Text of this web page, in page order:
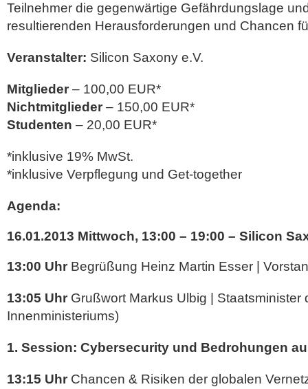
Teilnehmer die gegenwärtige Gefährdungslage
resultierenden Herausforderungen und Chancen
Veranstalter: Silicon Saxony e.V.
Mitglieder – 100,00 EUR*
Nichtmitglieder – 150,00 EUR*
Studenten – 20,00 EUR*
*inklusive 19% MwSt.
*inklusive Verpflegung und Get-together
Agenda:
16.01.2013 Mittwoch, 13:00 – 19:00 – Silicon
13:00 Uhr Begrüßung Heinz Martin Esser |
13:05 Uhr Grußwort Markus Ulbig | Staatsminister
Innenministeriums)
1. Session: Cybersecurity und Bedrohungen
13:15 Uhr Chancen & Risiken der globalen